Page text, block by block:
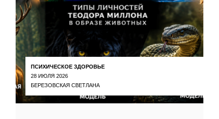
ПСИХИЧЕСКОЕ ЗДОРОВЬЕ
28 ИЮЛЯ 2026
БЕРЕЗОВСКАЯ СВЕТЛАНА